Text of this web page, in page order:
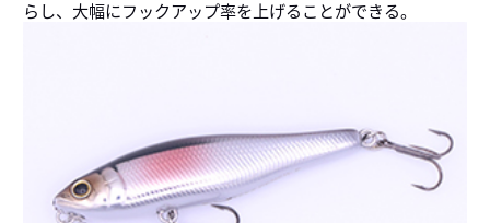
らし、大幅にフックアップ率を上げることができる。